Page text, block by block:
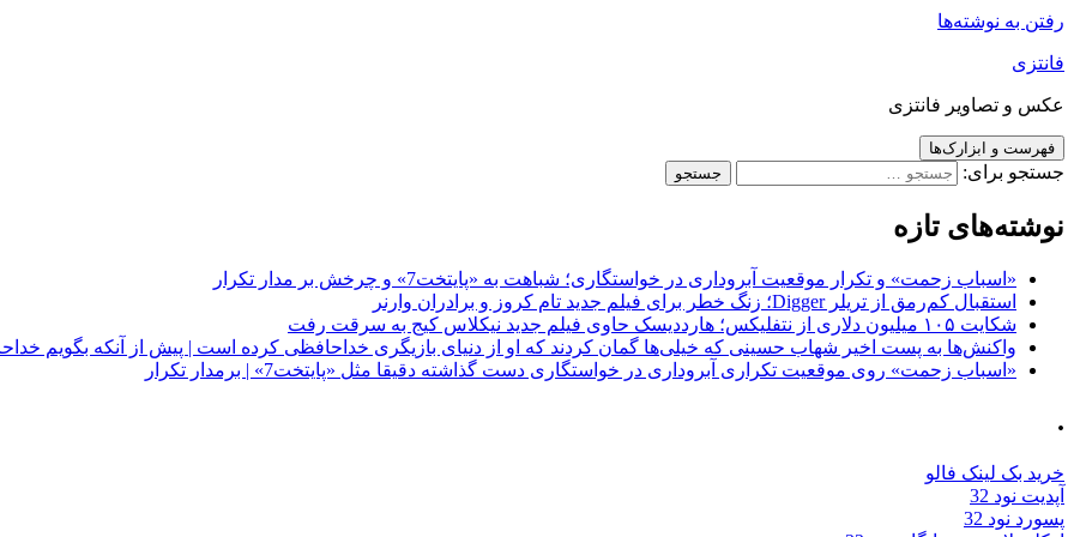
رفتن به نوشته‌ها
فانتزی
عکس و تصاویر فانتزی
فهرست و ابزارک‌ها
جستجو برای:
نوشته‌های تازه
«اسباب زحمت» و تکرار موقعیت آبروداری در خواستگاری؛ شباهت به «پایتخت7» و چرخش بر مدار تکرار
استقبال کم‌رمق از تریلر Digger؛ زنگ خطر برای فیلم جدید تام کروز و برادران وارنر
شکایت ۱۰۵ میلیون دلاری از نتفلیکس؛ هارددیسک حاوی فیلم جدید نیکلاس کیج به سرقت رفت
واکنش‌ها به پست اخیر شهاب حسینی که خیلی‌ها گمان کردند که او از دنیای بازیگری خداحافظی کرده است | پیش از آنکه بگویم
«اسباب زحمت» روی موقعیت تکراری آبروداری در خواستگاری دست گذاشته دقیقا مثل «پایتخت7» | برمدار تکرار
.
خرید بک لینک فالو
آپدیت نود 32
پسورد نود 32